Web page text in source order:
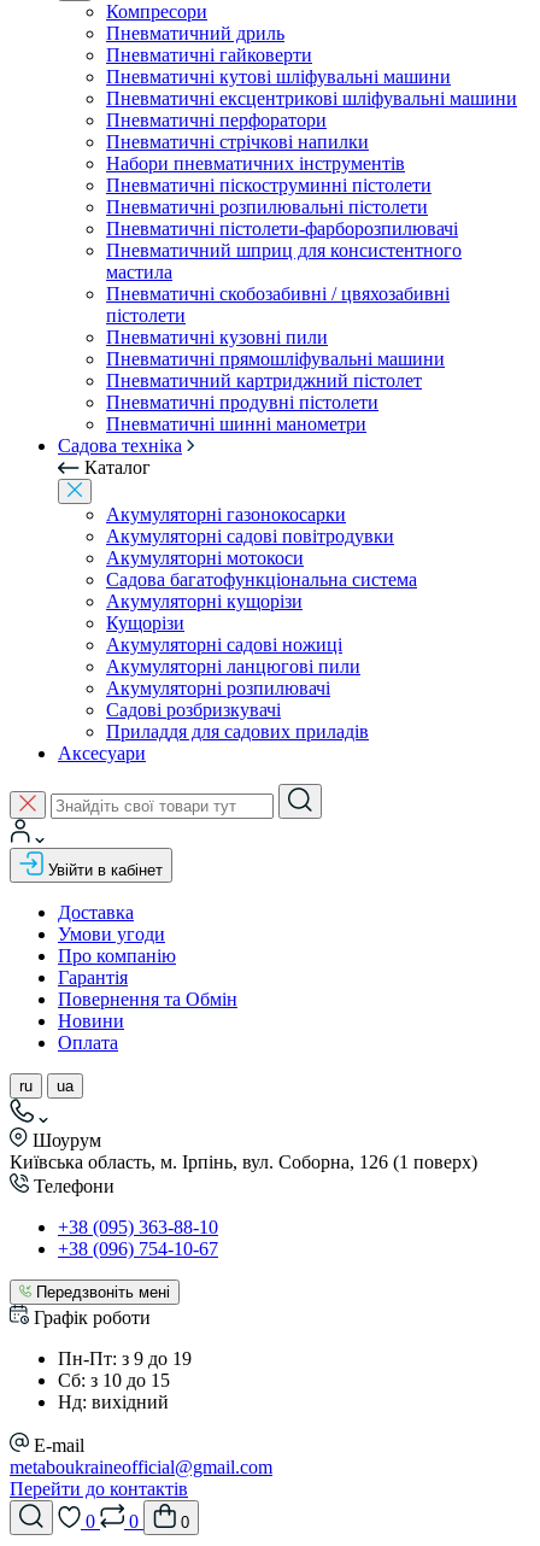
Компресори
Пневматичний дриль
Пневматичні гайковерти
Пневматичні кутові шліфувальні машини
Пневматичні ексцентрикові шліфувальні машини
Пневматичні перфоратори
Пневматичні стрічкові напилки
Набори пневматичних інструментів
Пневматичні піскоструминні пістолети
Пневматичні розпилювальні пістолети
Пневматичні пістолети-фарборозпилювачі
Пневматичний шприц для консистентного
мастила
Пневматичні скобозабивні / цвяхозабивні
пістолети
Пневматичні кузовні пили
Пневматичні прямошліфувальні машини
Пневматичний картриджний пістолет
Пневматичні продувні пістолети
Пневматичні шинні манометри
Садова техніка
Каталог
Акумуляторні газонокосарки
Акумуляторні садові повітродувки
Акумуляторні мотокоси
Садова багатофункціональна система
Акумуляторні кущорізи
Кущорізи
Акумуляторні садові ножиці
Акумуляторні ланцюгові пили
Акумуляторні розпилювачі
Садові розбризкувачі
Приладдя для садових приладів
Аксесуари
Увійти в кабінет
Доставка
Умови угоди
Про компанію
Гарантія
Повернення та Обмін
Новини
Оплата
ru ua
Шоурум
Київська область, м. Ірпінь, вул. Соборна, 126 (1 поверх)
Телефони
+38 (095) 363-88-10
+38 (096) 754-10-67
Передзвоніть мені
Графік роботи
Пн-Пт: з 9 до 19
Сб: з 10 до 15
Нд: вихідний
E-mail
metaboukraineofficial@gmail.com
Перейти до контактів
0
0 0